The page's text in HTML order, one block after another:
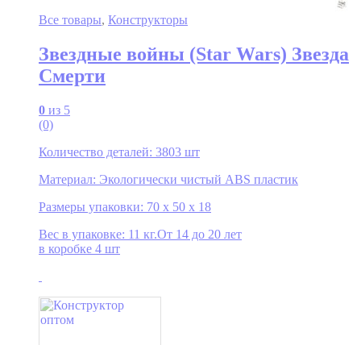
Все товары, Конструкторы
Звездные войны (Star Wars) Звезда
Смерти
0 из 5
(0)
Количество деталей: 3803 шт
Материал: Экологически чистый ABS пластик
Размеры упаковки: 70 x 50 x 18
Вес в упаковке: 11 кг.От 14 до 20 лет
в коробке 4 шт